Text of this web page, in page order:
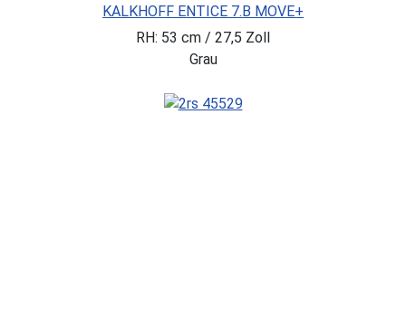
KALKHOFF ENTICE 7.B MOVE+
RH: 53 cm / 27,5 Zoll
Grau